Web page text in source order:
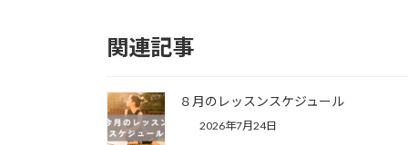
関連記事
８月のレッスンスケジュール
2026年7月24日